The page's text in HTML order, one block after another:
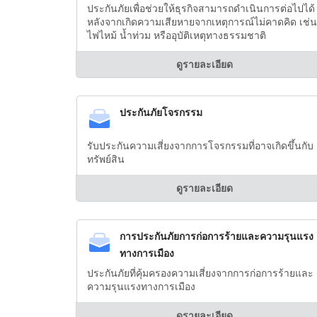
ประกันภัยเพื่อช่วยให้ธุรกิจสามารถดำเนินการต่อไปได้
หลังจากเกิดความเสียหายจากเหตุการณ์ไม่คาดคิด เช่น
ไฟไหม้ น้ำท่วม หรืออุบัติเหตุทางธรรมชาติ
ดูรายละเอียด
ประกันภัยโจรกรรม
รับประกันความเสี่ยงจากการโจรกรรมที่อาจเกิดขึ้นกับ
ทรัพย์สิน
ดูรายละเอียด
การประกันภัยการก่อการร้ายและความรุนแรง
ทางการเมือง
ประกันภัยที่คุ้มครองความเสี่ยงจากการก่อการร้ายและ
ความรุนแรงทางการเมือง